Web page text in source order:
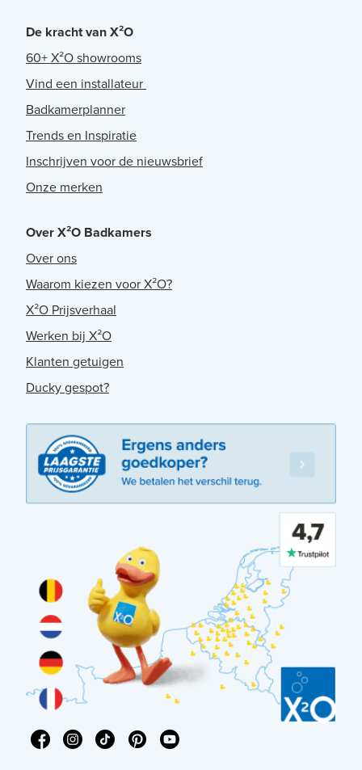
De kracht van X²O
60+ X²O showrooms
Vind een installateur
Badkamerplanner
Trends en Inspiratie
Inschrijven voor de nieuwsbrief
Onze merken
Over X²O Badkamers
Over ons
Waarom kiezen voor X²O?
X²O Prijsverhaal
Werken bij X²O
Klanten getuigen
Ducky gespot?